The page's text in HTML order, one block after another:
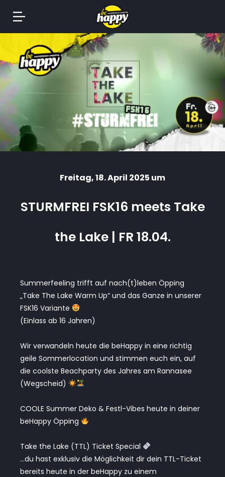
Inhalt
Freitag, 18. April 2025 um
STURMFREI FSK16 meets Take
the Lake | FR 18.04.
Summerfeeling trifft auf nach(t)leben Öpping
„Take The Lake Warm Up“ und das Ganze in unserer
FSK16 Variante
(Einlass ab 16 Jahren)
Wir verwandeln heute die beHappy in eine richtig
geile Sommerlocation und stimmen euch ein, auf
die coolste Beachparty des Jahres am Rannasee
(Wegscheid)
COOLE Summer Deko & Festl-Vibes heute in deiner
beHappy Öpping
Take the Lake (TTL) Ticket Special
…du hast exklusiv die Möglichkeit dir dein TTL-Ticket
bereits heute in der beHappy zu einem